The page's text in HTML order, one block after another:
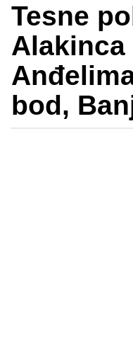
Tesne
Alakinca
bod,